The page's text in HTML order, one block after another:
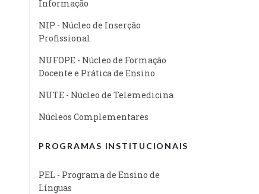
Informação
NIP - Núcleo de Inserção
Profissional
NUFOPE - Núcleo de Formação
Docente e Prática de Ensino
NUTE - Núcleo de Telemedicina
Núcleos Complementares
PROGRAMAS INSTITUCIONAIS
PEL - Programa de Ensino de
Línguas